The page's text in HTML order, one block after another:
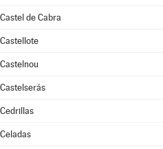
Castel de Cabra
Castellote
Castelnou
Castelserás
Cedrillas
Celadas